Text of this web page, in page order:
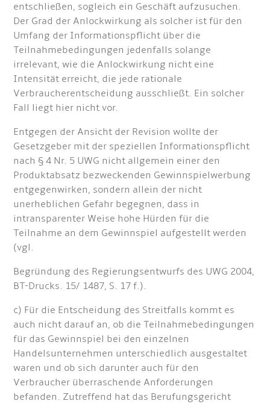
entschließen, sogleich ein Geschäft aufzusuchen.
Der Grad der Anlockwirkung als solcher ist für den
Umfang der Informationspflicht über die
Teilnahmebedingungen jedenfalls solange
irrelevant, wie die Anlockwirkung nicht eine
Intensität erreicht, die jede rationale
Verbraucherentscheidung ausschließt. Ein solcher
Fall liegt hier nicht vor.
Entgegen der Ansicht der Revision wollte der
Gesetzgeber mit der speziellen Informationspflicht
nach § 4 Nr. 5 UWG nicht allgemein einer den
Produktabsatz bezweckenden Gewinnspielwerbung
entgegenwirken, sondern allein der nicht
unerheblichen Gefahr begegnen, dass in
intransparenter Weise hohe Hürden für die
Teilnahme an dem Gewinnspiel aufgestellt werden
(vgl.
Begründung des Regierungsentwurfs des UWG 2004,
BT-Drucks. 15/ 1487, S. 17 f.).
c) Für die Entscheidung des Streitfalls kommt es
auch nicht darauf an, ob die Teilnahmebedingungen
für das Gewinnspiel bei den einzelnen
Handelsunternehmen unterschiedlich ausgestaltet
waren und ob sich darunter auch für den
Verbraucher überraschende Anforderungen
befanden. Zutreffend hat das Berufungsgericht